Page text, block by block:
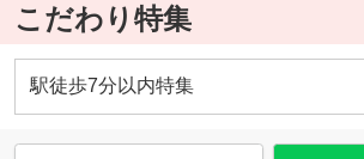
こだわり特集
駅徒歩7分以内特集